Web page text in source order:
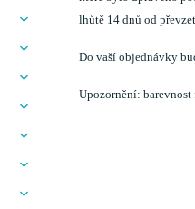
lhůtě 14 dnů od
Do vaší objednávky
Upozornění: